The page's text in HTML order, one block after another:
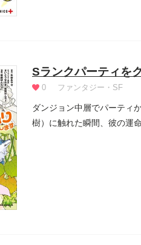
Sランクパーティを
0 ファンタジー・SF
ダンジョン中層でパーティ
樹）に触れた瞬間、彼の